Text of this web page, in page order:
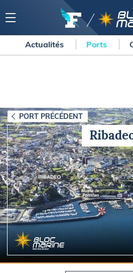
Actualités Ports
PORT PRÉCÉDENT